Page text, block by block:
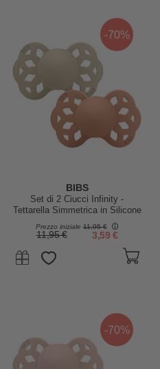
-70%
BIBS
Set di 2 Ciucci Infinity -
Tettarella Simmetrica in Silicone
- Vaniglia/Pesca - Senza PBA e
PVC!
Prezzo iniziale11,95 €
11,95 € 3,59 €
-70%